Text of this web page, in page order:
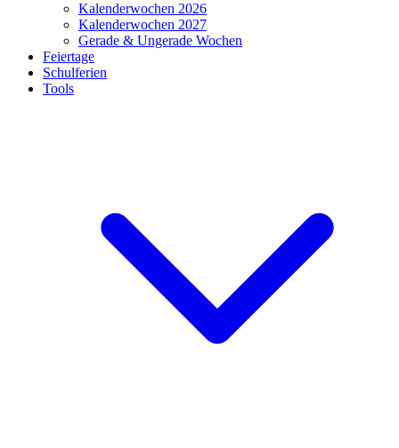
Kalenderwochen 2026
Kalenderwochen 2027
Gerade & Ungerade Wochen
Feiertage
Schulferien
Tools